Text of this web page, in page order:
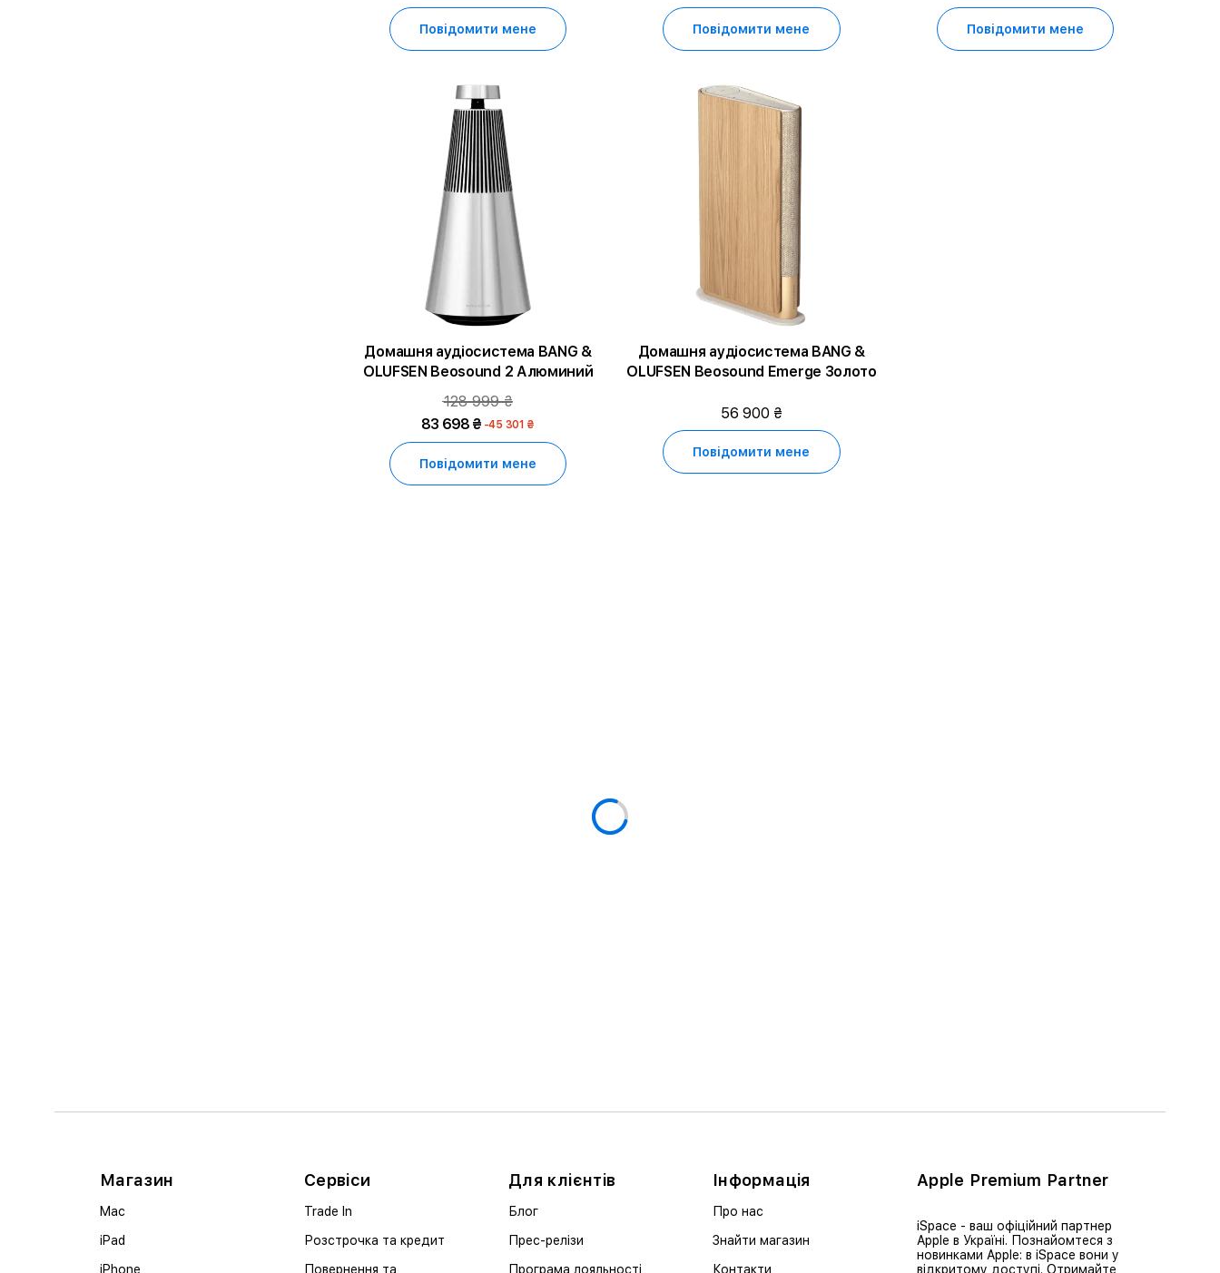
Повідомити мене Повідомити мене Повідомити мене
Домашня аудіосистема BANG &
OLUFSEN Beosound 2 Алюминий
128 999 ₴
83 698 ₴ -45 301 ₴
Повідомити мене
Домашня аудіосистема BANG &
OLUFSEN Beosound Emerge Золото
56 900 ₴
Повідомити мене
Магазин
Mac
iPad
iPhone
Сервіси
Trade In
Розстрочка та кредит
Повернення та
Для клієнтів
Блог
Прес-релізи
Програма лояльності
Інформація
Про нас
Знайти магазин
Контакти
Apple Premium Partner
iSpace - ваш офіційний партнер
Apple в Україні. Познайомтеся з
новинками Apple: в iSpace вони у
відкритому доступі. Отримайте